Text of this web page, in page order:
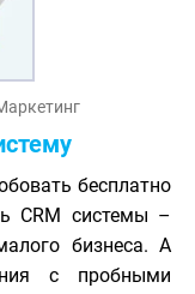
бесплатно
CRM системы –
бизнеса. А
с пробными